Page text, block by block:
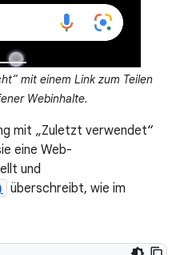
mit einem Link zum Teilen
Webinhalte.
mit „Zuletzt verwendet“
eine Web-
und
überschreibt, wie im